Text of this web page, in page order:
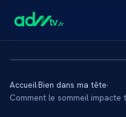
Accueil›Bien dans ma tête›